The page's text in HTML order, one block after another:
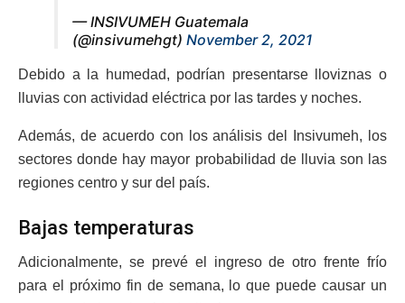
— INSIVUMEH Guatemala
(@insivumehgt) November 2, 2021
Debido a la humedad, podrían presentarse lloviznas o
lluvias con actividad eléctrica por las tardes y noches.
Además, de acuerdo con los análisis del Insivumeh, los
sectores donde hay mayor probabilidad de lluvia son las
regiones centro y sur del país.
Bajas temperaturas
Adicionalmente, se prevé el ingreso de otro frente frío
para el próximo fin de semana, lo que puede causar un